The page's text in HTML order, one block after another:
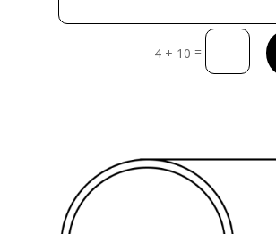
4 + 10 =